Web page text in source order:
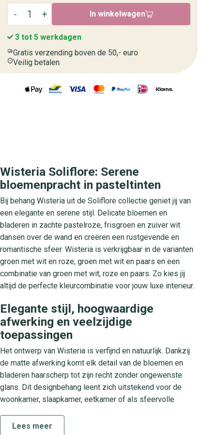
In winkelwagen
3 tot 5 werkdagen
Gratis verzending boven de 50,- euro
Veilig betalen
Wisteria Soliflore: Serene
bloemenpracht in pasteltinten
Bij behang Wisteria uit de Soliflore collectie geniet jij van
een elegante en serene stijl. Delicate bloemen en
bladeren in zachte pastelroze, frisgroen en zuiver wit
dansen over de wand en creëren een rustgevende en
romantische sfeer. Wisteria is verkrijgbaar in de varianten
groen met wit en roze, groen met wit en paars en een
combinatie van groen met wit, roze en paars. Zo kies jij
altijd de perfecte kleurcombinatie voor jouw luxe interieur.
Elegante stijl, hoogwaardige
afwerking en veelzijdige
toepassingen
Het ontwerp van Wisteria is verfijnd en natuurlijk. Dankzij
de matte afwerking komt elk detail van de bloemen en
bladeren haarscherp tot zijn recht zonder ongewenste
glans. Dit designbehang leent zich uitstekend voor de
woonkamer, slaapkamer, eetkamer of als sfeervolle
aan een frisse en uitnodigende ambiance, waardoor jouw
Lees meer